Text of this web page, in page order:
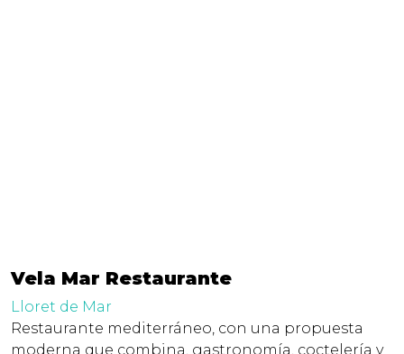
Vela Mar Restaurante
Lloret de Mar
Restaurante mediterráneo, con una propuesta
moderna que combina, gastronomía, coctelería y